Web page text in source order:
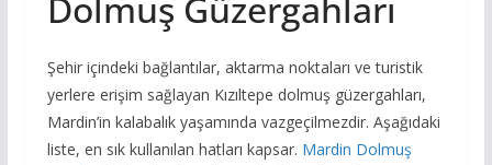
Dolmuş Güzergahları
Şehir içindeki bağlantılar, aktarma noktaları ve turistik
yerlere erişim sağlayan Kızıltepe dolmuş güzergahları,
Mardin’in kalabalık yaşamında vazgeçilmezdir. Aşağıdaki
liste, en sık kullanılan hatları kapsar. Mardin Dolmuş